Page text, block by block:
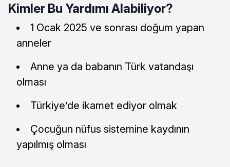
Kimler Bu Yardımı Alabiliyor?
1 Ocak 2025 ve sonrası doğum yapan
anneler
Anne ya da babanın Türk vatandaşı
olması
Türkiye’de ikamet ediyor olmak
Çocuğun nüfus sistemine kaydının
yapılmış olması